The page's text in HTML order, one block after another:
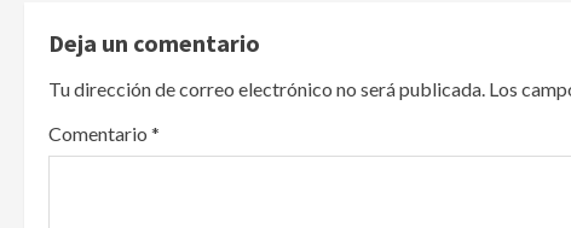
n
a
v
Deja un comentario
Tu dirección de correo electrónico no será publicada. Los
Comentario *